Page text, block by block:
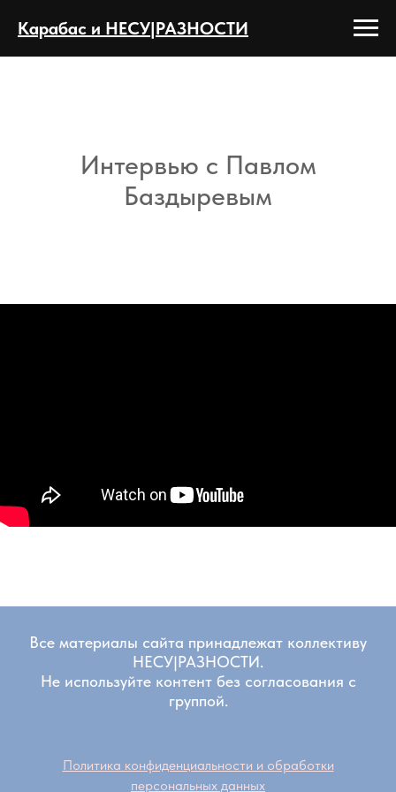
Карабас и НЕСУ|РАЗНОСТИ
Интервью с Павлом
Баздыревым
Все материалы сайта принадлежат коллективу
НЕСУ|РАЗНОСТИ.
Не используйте контент без согласования с
группой.
Политика конфиденциальности и обработки
персональных данных